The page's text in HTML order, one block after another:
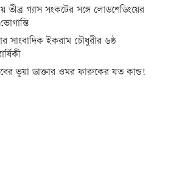
তীব্র গ্যাস সংকটের সঙ্গে লোডশেডিংয়ের
সাংবাদিক ইকরাম চৌধুরীর ৬ষ্ঠ
ভুয়া ডাক্তার ওমর ফারুকের যত কান্ড!